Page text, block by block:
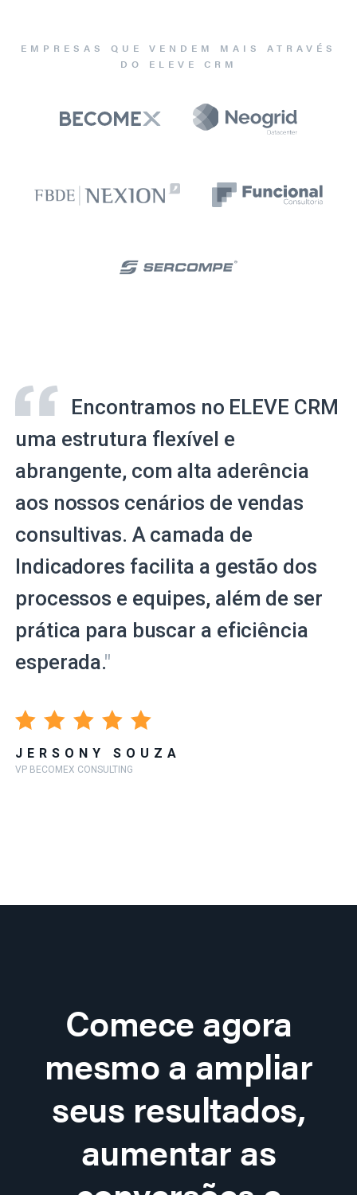
EMPRESAS QUE VENDEM MAIS ATRAVÉS
DO ELEVE CRM
Encontramos no ELEVE CRM
uma estrutura flexível e
abrangente, com alta aderência
aos nossos cenários de vendas
consultivas. A camada de
Indicadores facilita a gestão dos
processos e equipes, além de ser
prática para buscar a eficiência
esperada."
JERSONY SOUZA
VP BECOMEX CONSULTING
Comece agora
mesmo a ampliar
seus resultados,
aumentar as